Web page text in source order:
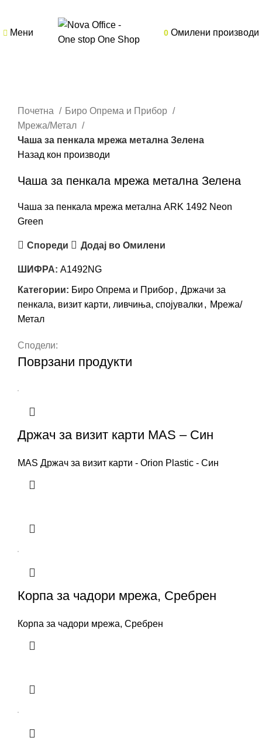
Мени 0 Омилени производи
Почетна
Биро Опрема и Прибор
Мрежа/Метал
Чаша за пенкала мрежа метална Зелена
Назад кон производи
Чаша за пенкала мрежа метална Зелена
Чаша за пенкала мрежа метална ARK 1492 Neon
Green
Спореди Додај во Омилени
ШИФРА: А1492NG
Категории: Биро Опрема и Прибор, Држачи за
пенкала, визит карти, ливчиња, спојувалки , Мрежа/
Метал
Сподели:
Поврзани продукти
Држач за визит карти MAS – Син
MAS Држач за визит карти - Orion Plastic - Син
Корпа за чадори мрежа, Сребрен
Корпа за чадори мрежа, Сребрен